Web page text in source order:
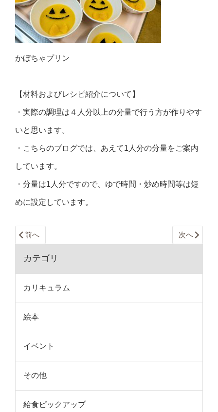
かぼちゃプリン
【材料およびレシピ紹介について】
・実際の調理は４人分以上の分量で行う方が作りやす
いと思います。
・こちらのブログでは、あえて1人分の分量をご案内
しています。
・分量は1人分ですので、ゆで時間・炒め時間等は短
めに設定しています。
前へ 次へ
カテゴリ
カリキュラム
絵本
イベント
その他
給食ピックアップ